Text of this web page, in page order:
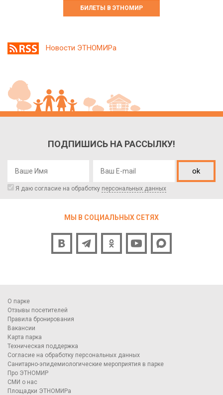
БИЛЕТЫ В ЭТНОМИР
Новости ЭТНОМИРа
ПОДПИШИСЬ НА РАССЫЛКУ!
ok
Я даю согласие на обработку персональных данных
МЫ В СОЦИАЛЬНЫХ СЕТЯХ
О парке
Отзывы посетителей
Правила бронирования
Вакансии
Карта парка
Техническая поддержка
Согласие на обработку персональных данных
Санитарно-эпидемиологические мероприятия в парке
Про ЭТНОМИР
СМИ о нас
Площадки ЭТНОМИРа